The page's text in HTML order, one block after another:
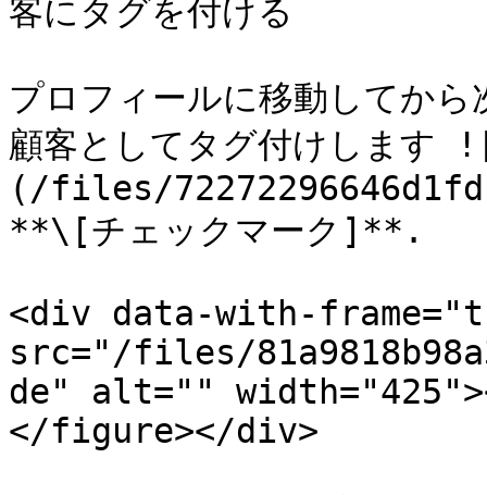
客にタグを付ける
プロフィールに移動してか
顧客としてタグ付けします
(/files/
**\[チェックマーク]**.
<div data-with-
src="/files/
de" alt=""
</figure></div>